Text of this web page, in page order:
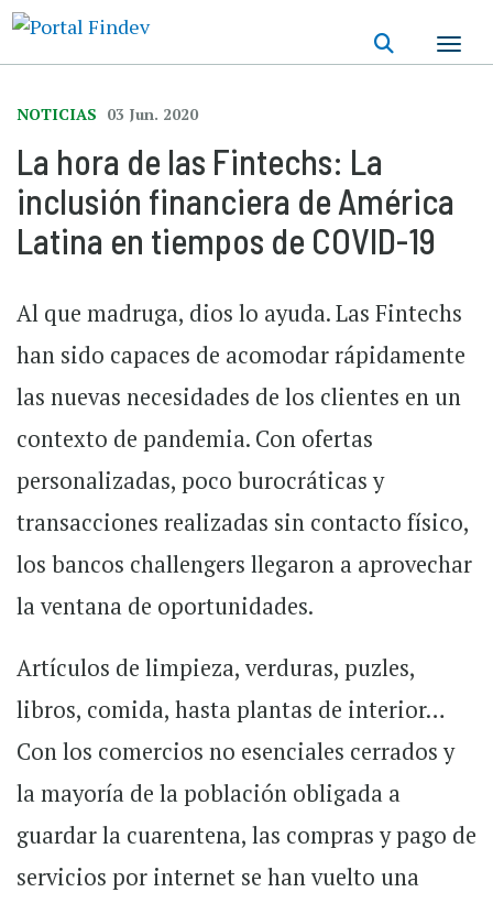
NOTICIAS 03 Jun. 2020
La hora de las Fintechs: La
inclusión financiera de América
Latina en tiempos de COVID-19
Al que madruga, dios lo ayuda. Las Fintechs
han sido capaces de acomodar rápidamente
las nuevas necesidades de los clientes en un
contexto de pandemia. Con ofertas
personalizadas, poco burocráticas y
transacciones realizadas sin contacto físico,
los bancos challengers llegaron a aprovechar
la ventana de oportunidades.
Artículos de limpieza, verduras, puzles,
libros, comida, hasta plantas de interior…
Con los comercios no esenciales cerrados y
la mayoría de la población obligada a
guardar la cuarentena, las compras y pago de
servicios por internet se han vuelto una